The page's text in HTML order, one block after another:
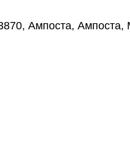
Ампоста, Ампоста,